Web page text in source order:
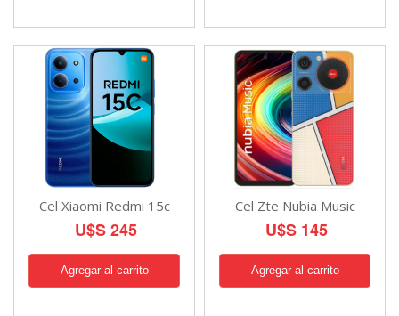
Cel Xiaomi Redmi 15c
U$S 245
Cel Zte Nubia Music
U$S 145